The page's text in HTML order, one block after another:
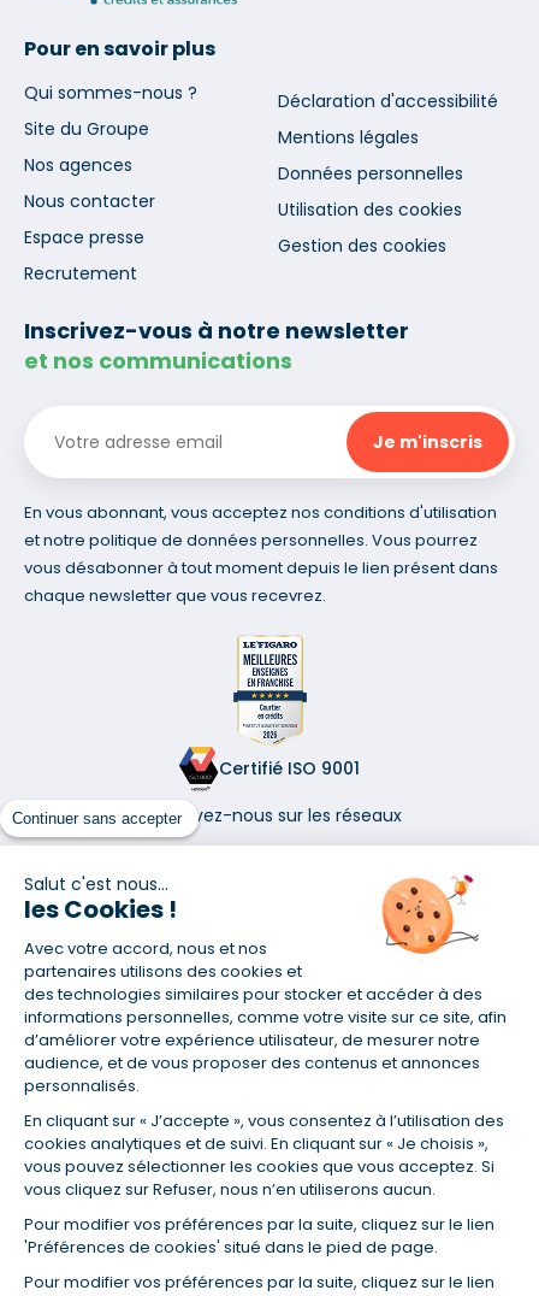
Continuer sans accepter
Salut c'est nous...
les Cookies !
Avec votre accord, nous et nos
partenaires utilisons des cookies et
des technologies similaires pour stocker et accéder à des
informations personnelles, comme votre visite sur ce site, afin
d’améliorer votre expérience utilisateur, de mesurer notre
audience, et de vous proposer des contenus et annonces
personnalisés.
En cliquant sur « J’accepte », vous consentez à l’utilisation des
cookies analytiques et de suivi. En cliquant sur « Je choisis »,
vous pouvez sélectionner les cookies que vous acceptez. Si
vous cliquez sur Refuser, nous n’en utiliserons aucun.
Pour modifier vos préférences par la suite, cliquez sur le lien
'Préférences de cookies' situé dans le pied de page.
Pour modifier vos préférences par la suite, cliquez sur le lien
Pour en savoir plus
Qui sommes-nous ?
Site du Groupe
Nos agences
Nous contacter
Espace presse
Recrutement
Déclaration d'accessibilité
Mentions légales
Données personnelles
Utilisation des cookies
Gestion des cookies
Inscrivez-vous à notre newsletter
et nos communications
En vous abonnant, vous acceptez nos conditions d'utilisation
et notre politique de données personnelles. Vous pourrez
vous désabonner à tout moment depuis le lien présent dans
chaque newsletter que vous recevrez.
Certifié ISO 9001
Retrouvez-nous sur les réseaux
(1) Taux fixe national hors assurance et selon votre profil
(2) Économie de 65 % pour l'assurance d'un prêt amortissable de 330
457,23 € à 0,90 % sur 19,5 ans, accordé à un salarié non cadre assuré à
100 % (décès, PTIA, IPP, ITT, IPP) âgé de 36 ans fumeur et une personne
salariée non cadre assurée à 100 % (décès, PTIA, IPP, ITT, IPP) âgée de 35
ans et non-fumeur, tous deux sans risque médical connu. Au
14/07/2019, coût de l'assurance proposée par la banque 179,08 €/mois
en moyenne contre 64,60 €/mois en moyenne au 14/07/2022 avec
Empruntis.com (TAEA : 0,44 %, coût total de l'assurance : 15 117,65 €).
(3) Taux minimum pour un crédit consommation d'un montant fixé entre
5 000 et 20 000 euros, selon profil et durée.
de la durée de remboursement ainsi que la hausse du coût total du
crédit.
(5) Banques de réseau, mutualistes, spécialisées, directions